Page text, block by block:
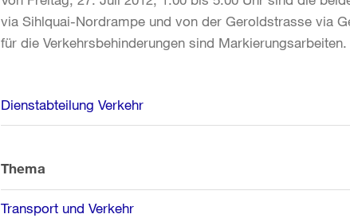
via Sihlquai-Nordrampe und von der Geroldstrasse via
für die Verkehrsbehinderungen sind Markierungsarbeiten.
Weitere
Informationen
Dienstabteilung Verkehr
Thema
Transport und Verkehr